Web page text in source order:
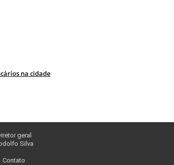
na cidade
geral
Silva
Contato